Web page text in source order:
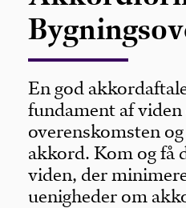
En god
fundament af
overenskomsten
akkord. Kom og få
viden, der
uenigheder om